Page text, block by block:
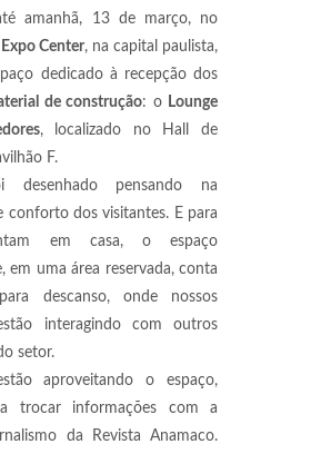
amanhã, 13 de março, no
Center, na capital paulista,
dedicado à recepção dos
de construção: o Lounge
, localizado no Hall de
F.
pensando na
conforto dos visitantes. E para
em casa, o espaço
em uma área reservada, conta
descanso, onde nossos
interagindo com outros
setor.
aproveitando o espaço,
trocar informações com a
da Revista Anamaco.